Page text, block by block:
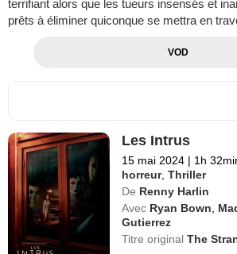
terrifiant alors que les tueurs insensés et
prêts à éliminer quiconque se mettra en
VOD
Les Intrus
15 mai 2024 | 1h
horreur,Thriller
De Renny Harlin
Avec Ryan Bown
Gutierrez
Titre originalThe